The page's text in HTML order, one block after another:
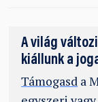
A világ
kiállunk a
Támogasd a